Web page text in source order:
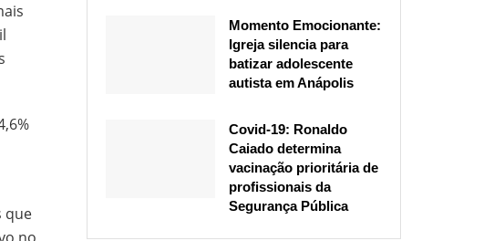
que
Momento Emocionante:
Igreja silencia para
batizar adolescente
autista em Anápolis
Covid-19: Ronaldo
Caiado determina
vacinação prioritária de
profissionais da
Segurança Pública